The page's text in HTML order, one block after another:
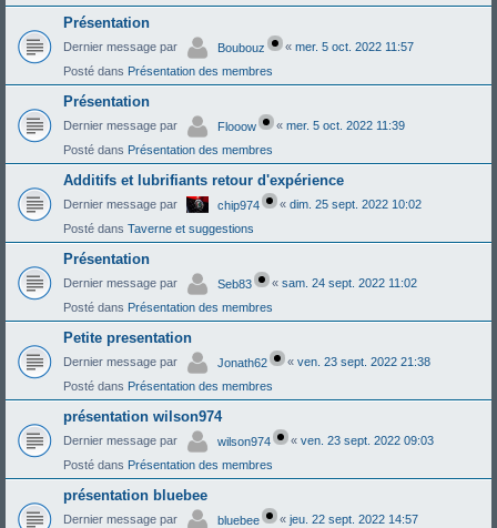
Présentation
Dernier message par Boubouz « mer. 5 oct. 2022 11:57
Posté dans Présentation des membres
Présentation
Dernier message par Flooow « mer. 5 oct. 2022 11:39
Posté dans Présentation des membres
Additifs et lubrifiants retour d'expérience
Dernier message par chip974 « dim. 25 sept. 2022 10:02
Posté dans Taverne et suggestions
Présentation
Dernier message par Seb83 « sam. 24 sept. 2022 11:02
Posté dans Présentation des membres
Petite presentation
Dernier message par Jonath62 « ven. 23 sept. 2022 21:38
Posté dans Présentation des membres
présentation wilson974
Dernier message par wilson974 « ven. 23 sept. 2022 09:03
Posté dans Présentation des membres
présentation bluebee
Dernier message par bluebee « jeu. 22 sept. 2022 14:57